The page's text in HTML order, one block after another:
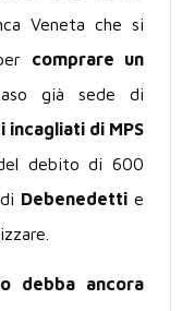
Veneta che si
comprare un
già sede di
incagliati di MPS
debito di 600
Debenedettie
debba ancora